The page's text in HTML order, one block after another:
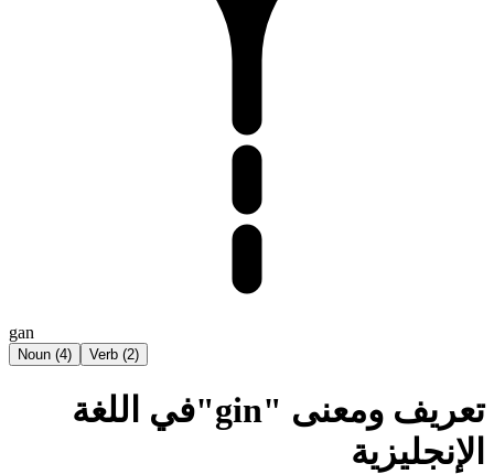
gan
Noun (4) Verb (2)
تعريف ومعنى "gin"في اللغة
الإنجليزية